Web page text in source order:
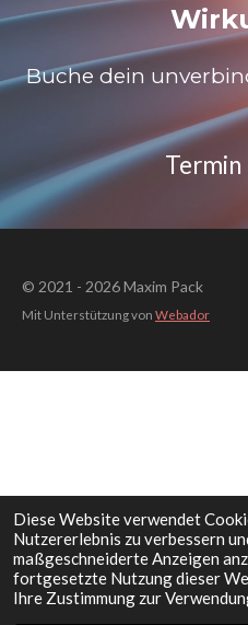
Diese Website verwendet
Nutzererlebnis zu verbessern
maßgeschneiderte Anzeigen
fortgesetzte Nutzung dieser
Ihre Zustimmung zur
Buche dein
Termin
© 2021 - 2026 Maxim Pack
Mit Unterstützung von Webador